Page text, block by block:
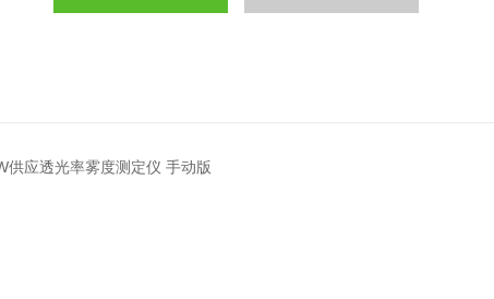
供应透光率雾度测定仪 手动版